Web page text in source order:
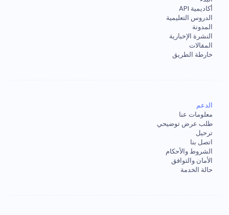
أكاديمية API
الدروس التعليمية
المدونة
النشرة الإخبارية
المقالات
خارطة الطريق
الدعم
معلومات عنا
طلب عرض توضيحي
ترحيل
اتصل بنا
الشروط والأحكام
الأمان والتوافق
حالة الخدمة